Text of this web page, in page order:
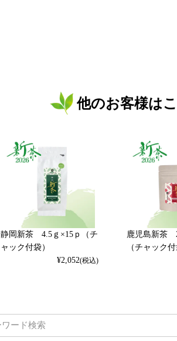
他のお客様は
静岡新茶 4.5ｇ×15ｐ（チ
ャック付袋）
¥2,052(税込)
鹿児島新茶
（チャック付